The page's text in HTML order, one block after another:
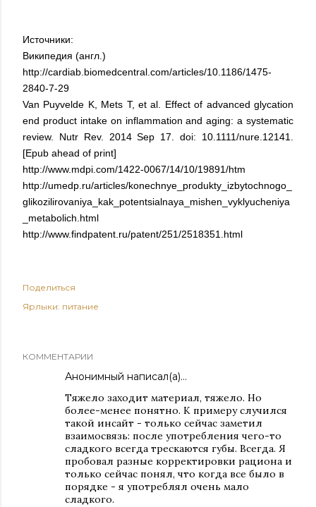
Источники:
Википедия (англ.)
http://cardiab.biomedcentral.com/articles/10.1186/1475-
2840-7-29
Van Puyvelde K, Mets T, et al. Effect of advanced glycation
end product intake on inflammation and aging: a systematic
review. Nutr Rev. 2014 Sep 17. doi: 10.1111/nure.12141.
[Epub ahead of print]
http://www.mdpi.com/1422-0067/14/10/19891/htm
http://umedp.ru/articles/konechnye_produkty_izbytochnogo_
glikozilirovaniya_kak_potentsialnaya_mishen_vyklyucheniya
_metabolich.html
http://www.findpatent.ru/patent/251/2518351.html
Поделиться
Ярлыки: питание
КОММЕНТАРИИ
Анонимный написал(а)…
Тяжело заходит материал, тяжело. Но
более-менее понятно. К примеру случился
такой инсайт - только сейчас заметил
взаимосвязь: после употребления чего-то
сладкого всегда трескаются губы. Всегда. Я
пробовал разные корректировки рациона и
только сейчас понял, что когда все было в
порядке - я употреблял очень мало
сладкого.